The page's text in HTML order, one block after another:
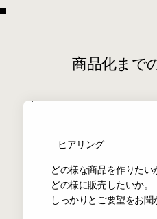
​ヒアリング
どの様な商品を作りたい
どの様に販売したいか。
しっかりとご要望をお聞
商品化まで